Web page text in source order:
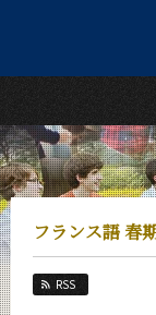
フランス語 春
RSS
日本語
トップページ
Top Page
リベラルアー
About Us
Education